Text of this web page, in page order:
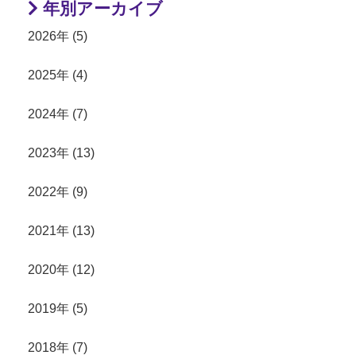
年別アーカイブ
2026年 (5)
2025年 (4)
2024年 (7)
2023年 (13)
2022年 (9)
2021年 (13)
2020年 (12)
2019年 (5)
2018年 (7)